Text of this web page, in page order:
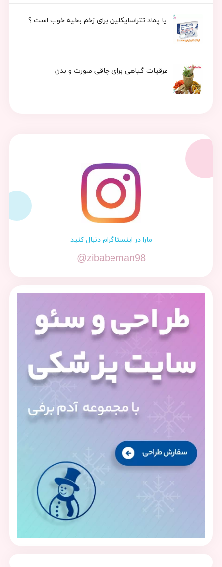
ایا پماد تتراسایکلین برای زخم بخیه خوب است ؟
عرقیات گیاهی برای چاقی صورت و بدن
مارا در اینستاگرام دنبال کنید
@zibabeman98